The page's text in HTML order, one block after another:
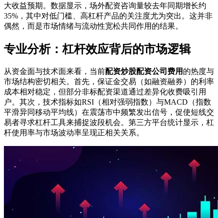
大收益预期。数据显示，场外配资咨询量较去年同期增长约
35%，其中对低门槛、高杠杆产品的关注度尤为突出。这并非
偶然，而是市场情绪与流动性宽松共同作用的结果。
专业分析：杠杆效应背后的市场逻辑
从资金面与技术面来看，当前配资炒股配资公司费用 的热度与
市场结构密切相关。首先，保证金交易（如融资融券）的利率
成本相对稳定，但部分非标配资渠道通过差异化收费吸引用
户。其次，技术指标如RSI（相对强弱指数）与MACD（指数
平滑异同移动平均线）在震荡市中频繁发出信号，促使短线交
易者寻求杠杆工具来捕捉波段机会。第三方平台统计显示，杠
杆使用率与市场波动率呈现正相关关系。